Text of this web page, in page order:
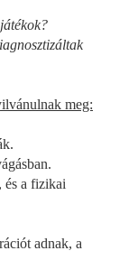
meg:
és a fizikai
adnak, a